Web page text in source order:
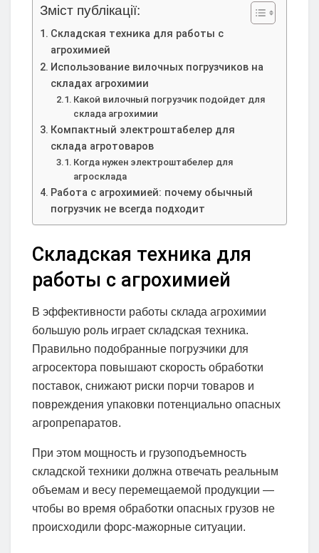
Зміст публікації:
Складская техника для работы с
агрохимией
Использование вилочных погрузчиков на
складах агрохимии
Какой вилочный погрузчик подойдет для
склада агрохимии
Компактный электроштабелер для
склада агротоваров
Когда нужен электроштабелер для
агросклада
Работа с агрохимией: почему обычный
погрузчик не всегда подходит
Складская техника для
работы с агрохимией
В эффективности работы склада агрохимии
большую роль играет складская техника.
Правильно подобранные погрузчики для
агросектора повышают скорость обработки
поставок, снижают риски порчи товаров и
повреждения упаковки потенциально опасных
агропрепаратов.
При этом мощность и грузоподъемность
складской техники должна отвечать реальным
объемам и весу перемещаемой продукции —
чтобы во время обработки опасных грузов не
происходили форс-мажорные ситуации.